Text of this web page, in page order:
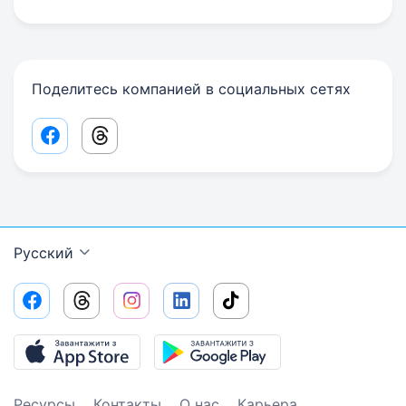
Поделитесь компанией в социальных сетях
Facebook share link
Threads share link
Русский